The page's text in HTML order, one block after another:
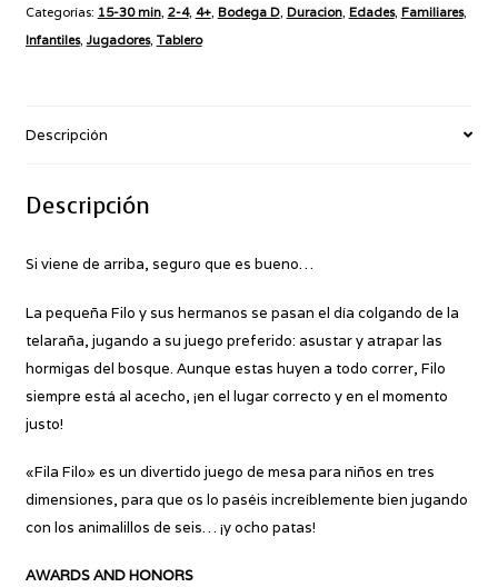
Categorías: 15-30 min, 2-4, 4+, Bodega D, Duracion, Edades, Familiares,
Infantiles, Jugadores, Tablero
Descripción
Descripción
Si viene de arriba, seguro que es bueno…
La pequeña Filo y sus hermanos se pasan el día colgando de la
telaraña, jugando a su juego preferido: asustar y atrapar las
hormigas del bosque. Aunque estas huyen a todo correr, Filo
siempre está al acecho, ¡en el lugar correcto y en el momento
justo!
«Fila Filo» es un divertido juego de mesa para niños en tres
dimensiones, para que os lo paséis increíblemente bien jugando
con los animalillos de seis… ¡y ocho patas!
AWARDS AND HONORS